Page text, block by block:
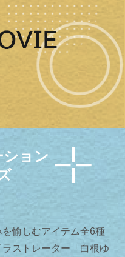
ョン
愉しむアイテム全6種
ストレーター「白根ゆ